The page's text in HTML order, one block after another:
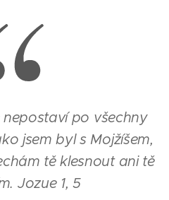
po všechny
jsem byl s Mojžíšem,
tě klesnout ani tě
Jozue 1, 5